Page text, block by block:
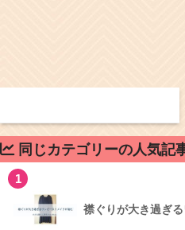
同じカテゴリーの人気記
1
襟ぐりが大き過ぎ